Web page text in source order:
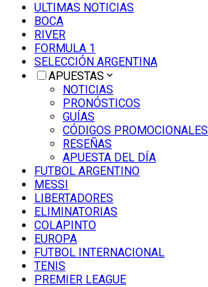
ULTIMAS NOTICIAS
BOCA
RIVER
FORMULA 1
SELECCIÓN ARGENTINA
APUESTAS
NOTICIAS
PRONÓSTICOS
GUÍAS
CÓDIGOS PROMOCIONALES
RESEÑAS
APUESTA DEL DÍA
FUTBOL ARGENTINO
MESSI
LIBERTADORES
ELIMINATORIAS
COLAPINTO
EUROPA
FUTBOL INTERNACIONAL
TENIS
PREMIER LEAGUE